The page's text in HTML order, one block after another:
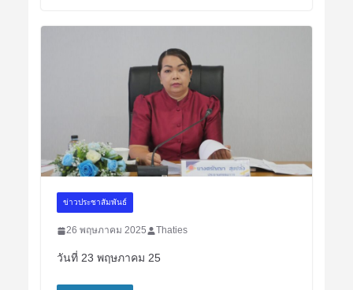
ข่าวประชาสัมพันธ์
26 พฤษภาคม 2025 Thaties
วันที่ 23 พฤษภาคม 25